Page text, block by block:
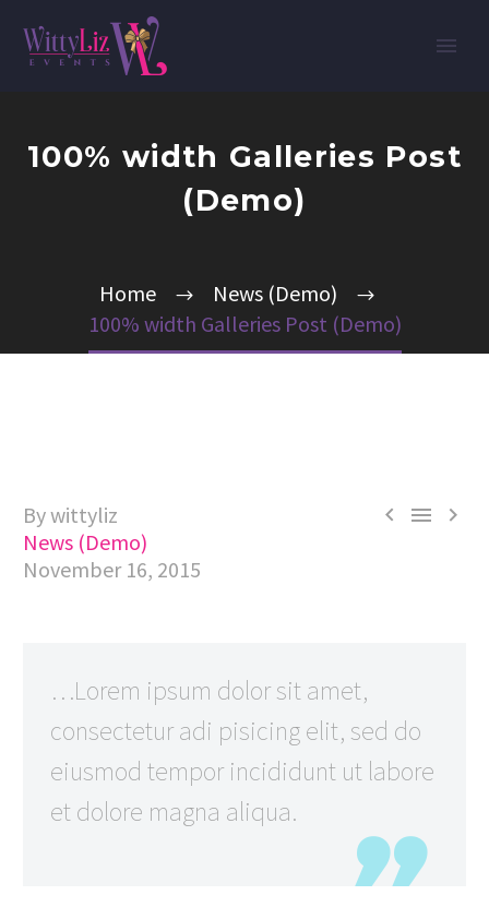
100% width Galleries Post
(Demo)
Home
News (Demo)
100% width Galleries Post (Demo)
  
By wittyliz
News (Demo)
November 16, 2015
…Lorem ipsum dolor sit amet,
consectetur adi pisicing elit, sed do
eiusmod tempor incididunt ut labore
et dolore magna aliqua.